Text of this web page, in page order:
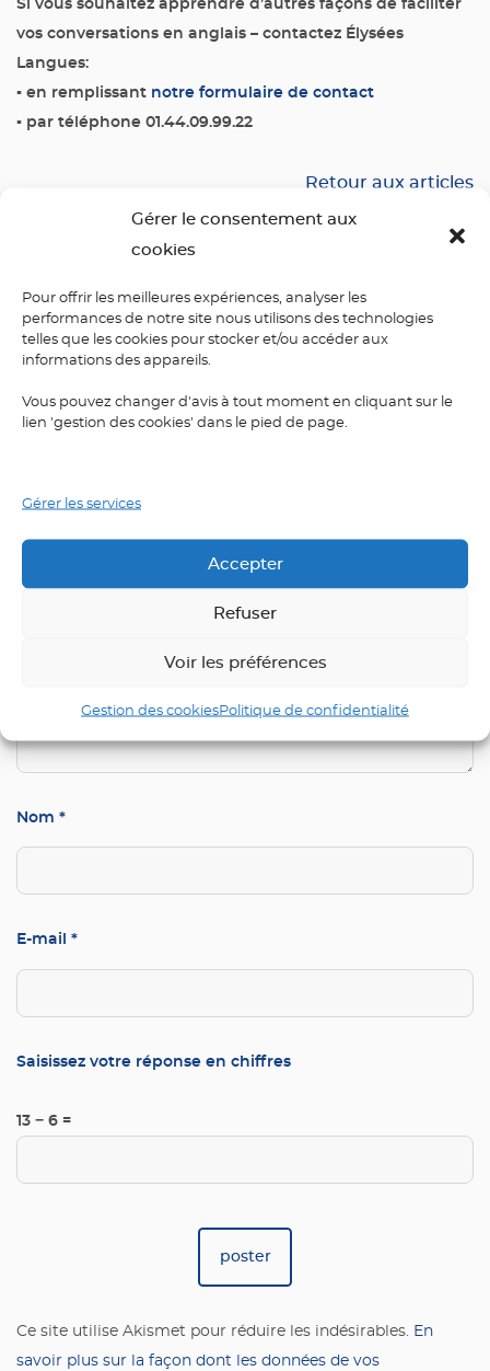
Gérer le consentement aux
cookies
Pour offrir les meilleures expériences, analyser les
performances de notre site nous utilisons des technologies
telles que les cookies pour stocker et/ou accéder aux
informations des appareils.
Vous pouvez changer d'avis à tout moment en cliquant sur le
lien 'gestion des cookies' dans le pied de page.
Gérer les services
Accepter
Refuser
Voir les préférences
Gestion des cookiesPolitique de confidentialité
vos conversations en anglais – contactez Élysées
Langues:
▪ en remplissant notre formulaire de contact
▪ par téléphone 01.44.09.99.22
Retour aux articles
Laisser un commentaire
Votre adresse e-mail ne sera pas publiée.
Commentaire*
Nom *
E-mail *
Saisissez votre réponse en chiffres
13 − 6 =
Ce site utilise Akismet pour réduire les indésirables. En
savoir plus sur la façon dont les données de vos